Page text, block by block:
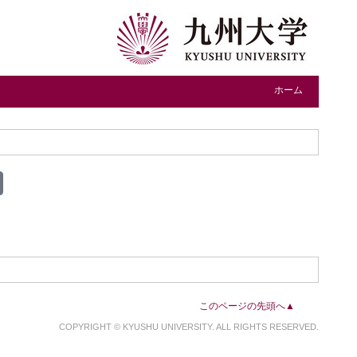
ホーム
このページの先頭へ▲
COPYRIGHT © KYUSHU UNIVERSITY. ALL RIGHTS RESERVED.